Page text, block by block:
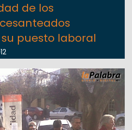
de los
puesto laboral